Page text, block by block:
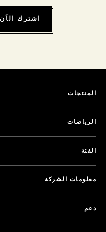
اشترك الآن
المنتجات
الرياضات
الفئة
معلومات الشركة
دعم